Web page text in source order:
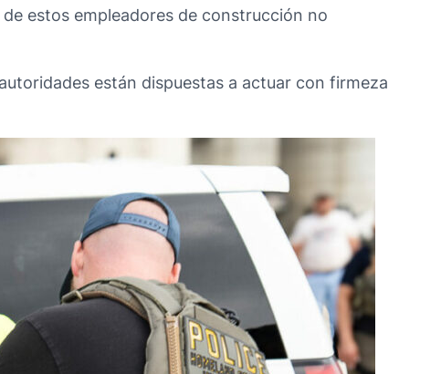
estos empleadores de construcción no
están dispuestas a actuar con firmeza